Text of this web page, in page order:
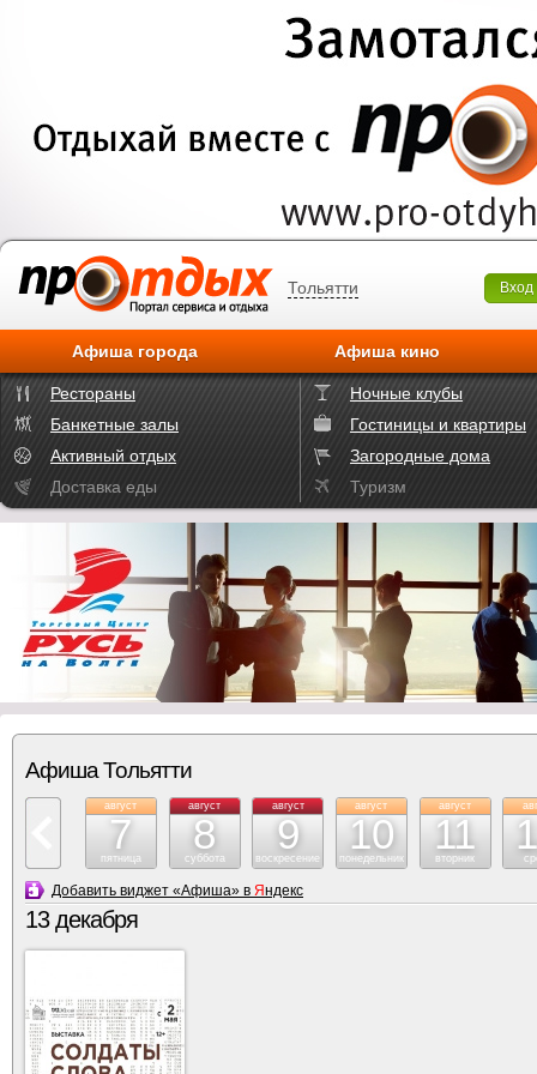
Тольятти Вход
Афиша города Афиша кино
Рестораны
Ночные клубы
Банкетные залы
Гостиницы и квартиры
Активный отдых
Загородные дома
Доставка еды
Туризм
Афиша Тольятти
август
7
пятница
август
8
суббота
август
9
воскресение
август
10
понедельник
август
11
вторник
Добавить виджет «Афиша» в Яндекс
13 декабря